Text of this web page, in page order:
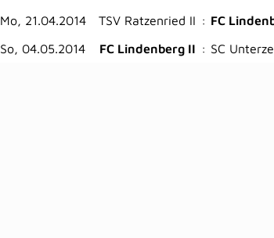
Mo, 21.04.2014 TSV Ratzenried II : FC
So, 04.05.2014 FC Lindenberg II : SC